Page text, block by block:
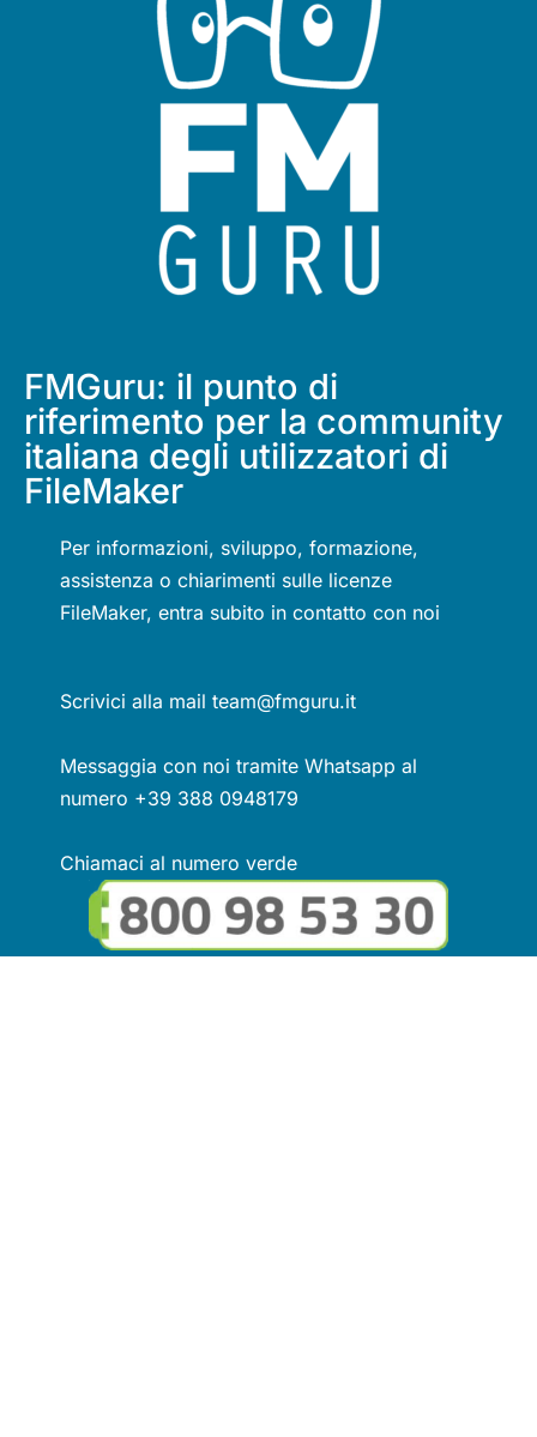
FMGuru: il punto di
riferimento per la community
italiana degli utilizzatori di
FileMaker
Per informazioni, sviluppo, formazione,
assistenza o chiarimenti sulle licenze
FileMaker, entra subito in contatto con noi
Scrivici alla mail team@fmguru.it
Messaggia con noi tramite Whatsapp al
numero +39 388 0948179
Chiamaci al numero verde